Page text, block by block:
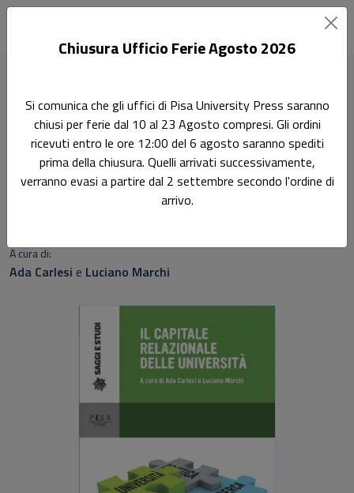
Ricerca
Il capitale relazionale delle
Università
A cura di:
Ada Carlesi e Luciano Marchi
Chiusura Ufficio Ferie Agosto 2026
Si comunica che gli uffici di Pisa University Press saranno
chiusi per ferie dal 10 al 23 Agosto compresi. Gli ordini
ricevuti entro le ore 12:00 del 6 agosto saranno spediti
prima della chiusura. Quelli arrivati successivamente,
verranno evasi a partire dal 2 settembre secondo l'ordine di
arrivo.